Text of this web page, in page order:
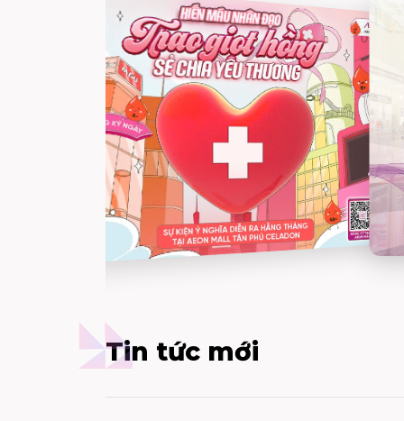
Tin tức mới